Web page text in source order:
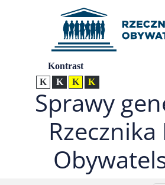
Przejdź do menu głównego (nacisnij
Przejdź do treści (nacisnij Enter)
Przejdź do mapy serwisu (nacisnij
UstawieniaKontrast
Kontrast normalny
Kontrast biały tekst na czarnym
Kontrast czarny tekst na
Sprawy
Rzecznika